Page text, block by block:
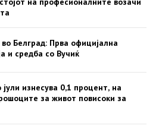
Белград: Прва официјална
и средба со Вучиќ
изнесува 0,1 процент, на
за живот повисоки за